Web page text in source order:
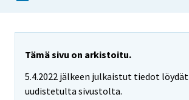
Tämä sivu on arkistoitu.
5.4.2022 jälkeen julkaistut tiedot löydät
uudistetulta sivustolta.